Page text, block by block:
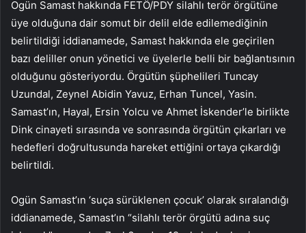
Ogün Samast hakkında FETÖ/PDY silahlı terör örgütüne
üye olduğuna dair somut bir delil elde edilemediğinin
belirtildiği iddianamede, Samast hakkında ele geçirilen
bazı deliller onun yönetici ve üyelerle belli bir bağlantısının
olduğunu gösteriyordu. Örgütün şüphelileri Tuncay
Uzundal, Zeynel Abidin Yavuz, Erhan Tuncel, Yasin.
Samast’ın, Hayal, Ersin Yolcu ve Ahmet İskender’le birlikte
Dink cinayeti sırasında ve sonrasında örgütün çıkarları ve
hedefleri doğrultusunda hareket ettiğini ortaya çıkardığı
belirtildi.
Ogün Samast’ın ‘suça sürüklenen çocuk’ olarak sıralandığı
iddianamede, Samast’ın “silahlı terör örgütü adına suç